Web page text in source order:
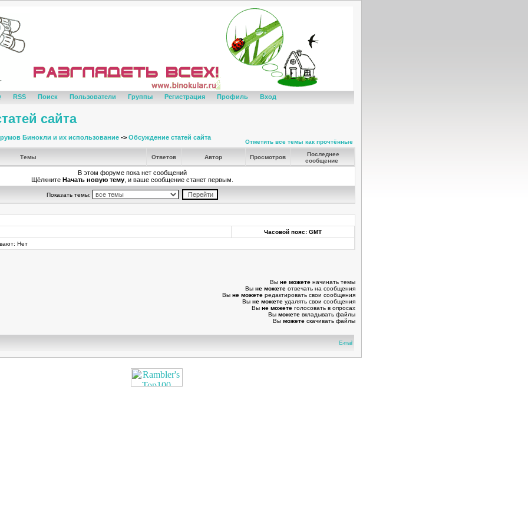
RSS Поиск Пользователи Группы Регистрация Профиль Вход
сайта
Бинокли и их использование -> Обсуждение статей сайта
Отметить все темы как прочтённые
Темы Ответов Автор Просмотров
Последнее
сообщение
В этом форуме пока нет сообщений
Щёлкните Начать новую тему, и ваше сообщение станет первым.
Показать темы:
Часовой пояс: GMT
Нет
Вы не можете начинать темы
Вы не можете отвечать на сообщения
Вы не можете редактировать свои сообщения
Вы не можете удалять свои сообщения
Вы не можете голосовать в опросах
Вы можете вкладывать файлы
Вы можете скачивать файлы
E-mail